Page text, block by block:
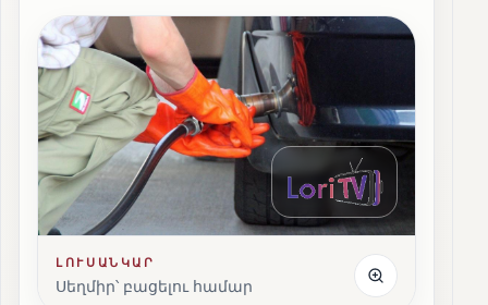
ԼՈՒՍԱՆԿԱՐ
Սեղմիր՝ բացելու համար